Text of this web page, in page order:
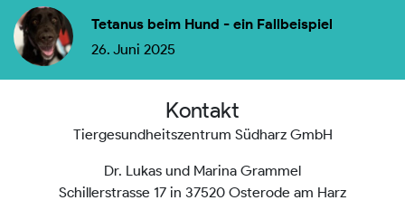
Tetanus beim Hund - ein Fallbeispiel
26. Juni 2025
Kontakt
Tiergesundheitszentrum Südharz GmbH
Dr. Lukas und Marina Grammel
Schillerstrasse 17 in 37520 Osterode am Harz